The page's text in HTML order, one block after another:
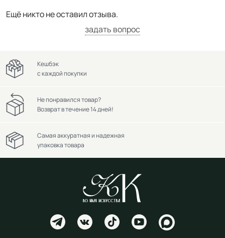
Ещё никто не оставил отзыва.
задать вопрос
Кешбэк
с каждой покупки
Не понравился товар?
Возврат в течение 14 дней!
Самая аккуратная и надежная
упаковка товара